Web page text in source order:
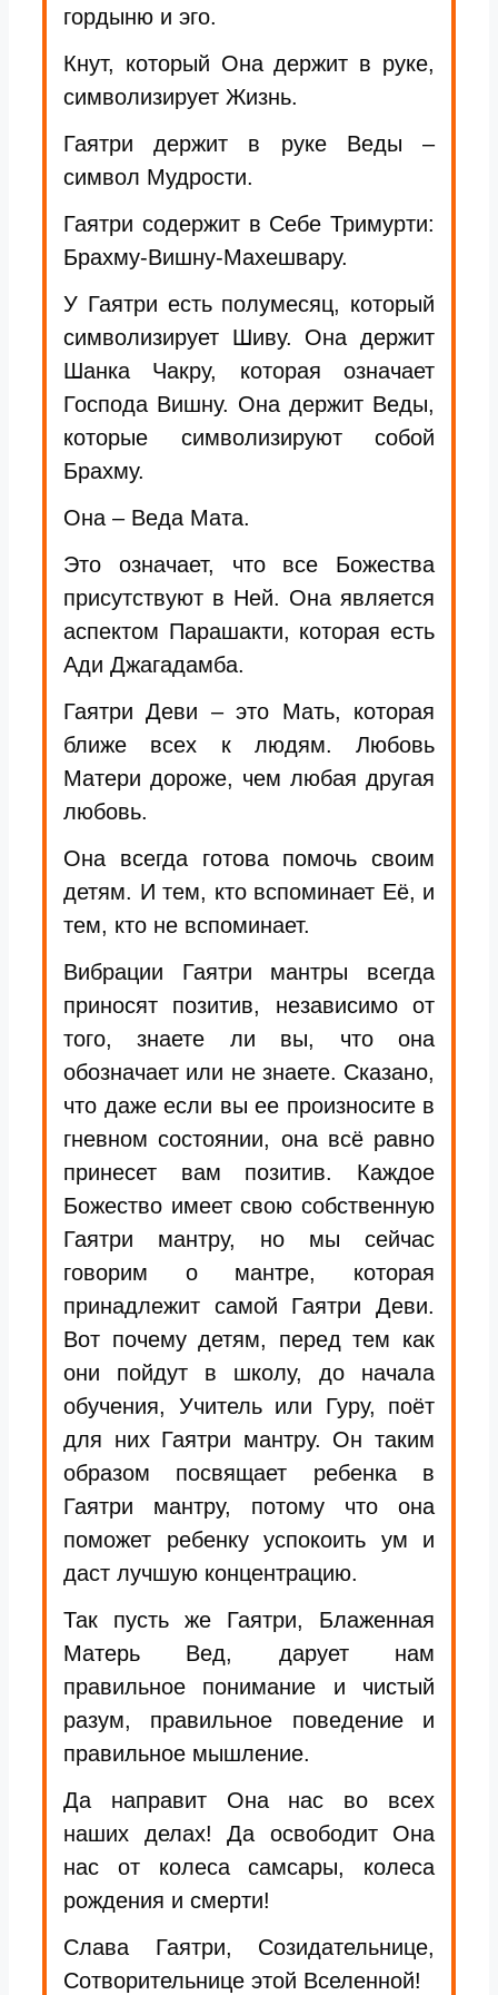
гордыню и эго.
Кнут, который Она держит в руке,
символизирует Жизнь.
Гаятри держит в руке Веды –
символ Мудрости.
Гаятри содержит в Себе Тримурти:
Брахму-Вишну-Махешвару.
У Гаятри есть полумесяц, который
символизирует Шиву. Она держит
Шанка Чакру, которая означает
Господа Вишну. Она держит Веды,
которые символизируют собой
Брахму.
Она – Веда Мата.
Это означает, что все Божества
присутствуют в Ней. Она является
аспектом Парашакти, которая есть
Ади Джагадамба.
Гаятри Деви – это Мать, которая
ближе всех к людям. Любовь
Матери дороже, чем любая другая
любовь.
Она всегда готова помочь своим
детям. И тем, кто вспоминает Её, и
тем, кто не вспоминает.
Вибрации Гаятри мантры всегда
приносят позитив, независимо от
того, знаете ли вы, что она
обозначает или не знаете. Сказано,
что даже если вы ее произносите в
гневном состоянии, она всё равно
принесет вам позитив. Каждое
Божество имеет свою собственную
Гаятри мантру, но мы сейчас
говорим о мантре, которая
принадлежит самой Гаятри Деви.
Вот почему детям, перед тем как
они пойдут в школу, до начала
обучения, Учитель или Гуру, поёт
для них Гаятри мантру. Он таким
образом посвящает ребенка в
Гаятри мантру, потому что она
поможет ребенку успокоить ум и
даст лучшую концентрацию.
Так пусть же Гаятри, Блаженная
Матерь Вед, дарует нам
правильное понимание и чистый
разум, правильное поведение и
правильное мышление.
Да направит Она нас во всех
наших делах! Да освободит Она
нас от колеса самсары, колеса
рождения и смерти!
Слава Гаятри, Созидательнице,
Сотворительнице этой Вселенной!